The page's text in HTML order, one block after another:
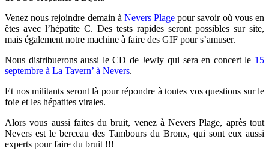
Venez nous rejoindre demain à Nevers Plage pour savoir où vous en
êtes avec l’hépatite C. Des tests rapides seront possibles sur site,
mais également notre machine à faire des GIF pour s’amuser.
Nous distribuerons aussi le CD de Jewly qui sera en concert le 15
septembre à La Tavern’ à Nevers.
Et nos militants seront là pour répondre à toutes vos questions sur le
foie et les hépatites virales.
Alors vous aussi faites du bruit, venez à Nevers Plage, après tout
Nevers est le berceau des Tambours du Bronx, qui sont eux aussi
experts pour faire du bruit !!!